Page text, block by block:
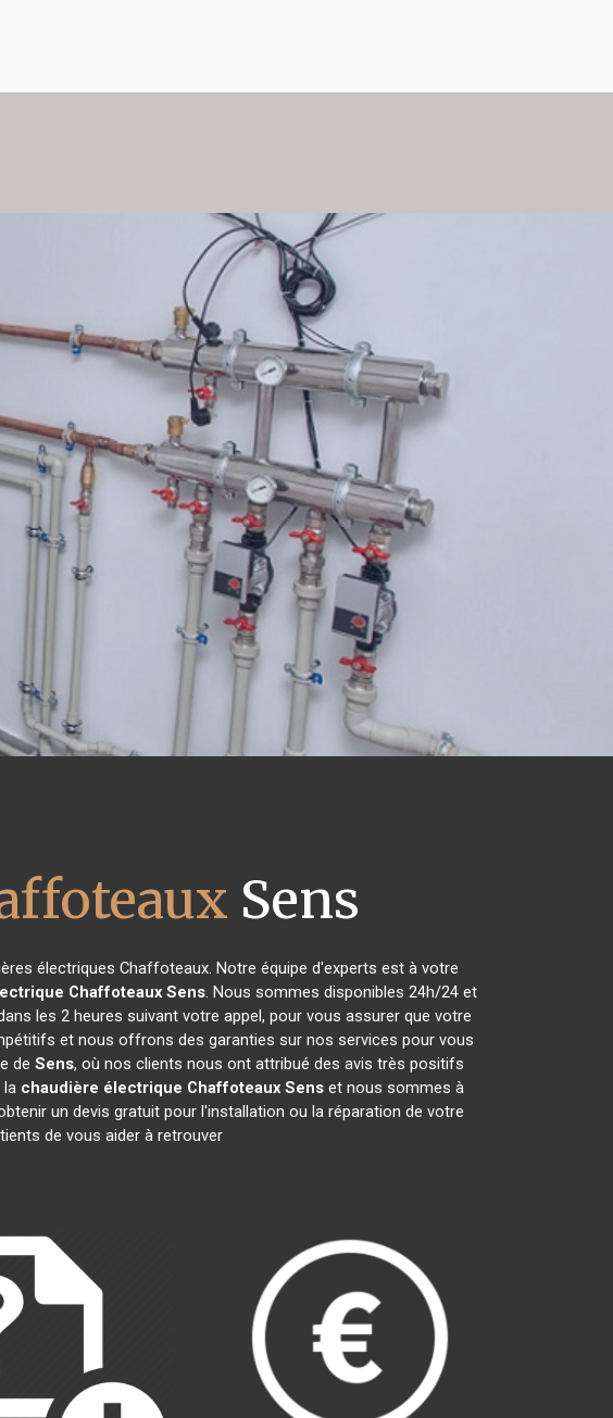
Sens
électriques Chaffoteaux. Notre équipe d'experts est à votre
Chaffoteaux Sens. Nous sommes disponibles 24h/24 et
les 2 heures suivant votre appel, pour vous assurer que votre
et nous offrons des garanties sur nos services pour vous
de Sens, où nos clients nous ont attribué des avis très positifs
la chaudière électrique Chaffoteaux Senset nous sommes à
un devis gratuit pour l'installation ou la réparation de votre
de vous aider à retrouver